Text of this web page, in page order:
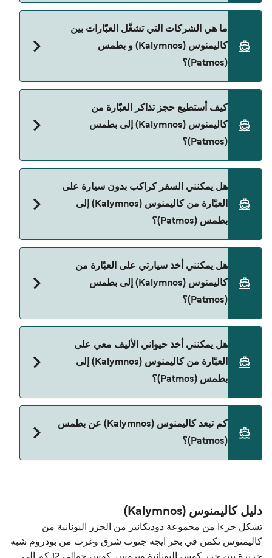
بمراجعة الأوقات المباشرة باستخدام Direct Ferries
(Patmos) يختلف حسب الموسم. متوسط سعر الرحلة هو
184٫94 ر.ق.‏SAR. السعر لا يشمل رسوم الحجز.
ما هي الشركات التي تشغّل العبّارات بين
كاليمنوس (Kalymnos) و بطمس
(Patmos)؟
توجد 3 شركات عبّارات معروفة من كاليمنوس
Blue Star Ferries
Dodekanisos Seaways
SAOS Ferries
كيف أستطيع حجز تذاكر العبّارة من
كاليمنوس (Kalymnos) إلى بطمس
(Patmos)؟
صفحة العروض لمعرفة أحدث التخفيضات.
هل يمكنني السفر كراكب بدون سيارة على
العبّارة من كاليمنوس (Kalymnos) إلى
بطمس (Patmos)؟
نعم، يمكنك السفر كراكب بدون سيارة من كاليمنوس
Blue Star Ferries
Dodekanisos Seaways
SAOS Ferries
هل يمكنني أخذ سيارتي على العبّارة من
كاليمنوس (Kalymnos) إلى بطمس
(Patmos)؟
نعم، يمكنك السفر مع سيارتك على العبّارة من كاليمنوس
Blue Star Ferries
Dodekanisos Seaways
SAOS Ferries
هل يمكنني أخذ حيواني الأليف معي على
العبّارة من كاليمنوس (Kalymnos) إلى
بطمس (Patmos)؟
إلى جواز سفر للحيوان. يرجى مراجعة تعليمات شركات
العبّارات بخصوص الحيوانات. حالياً يمكنك أخذ حيواناتك
الأليفة على العبّارة مع:
Dodekanisos Seaways
كم تبعد كاليمنوس (Kalymnos) عن بطمس
(Patmos)؟
دليل كاليمنوس (Kalymnos)
تشكل جزءا من مجموعة دوديكانيز من الجزر اليونانية من
كاليمنوس تكمن في بحر ايجه جنوب شرق وغرب من بودروم شبه